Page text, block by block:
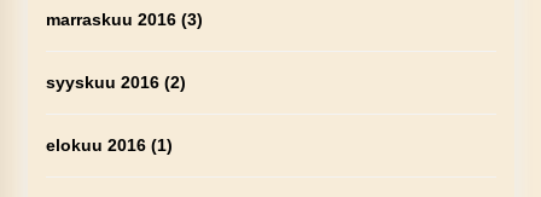
marraskuu 2016(3)
syyskuu 2016(2)
elokuu 2016(1)